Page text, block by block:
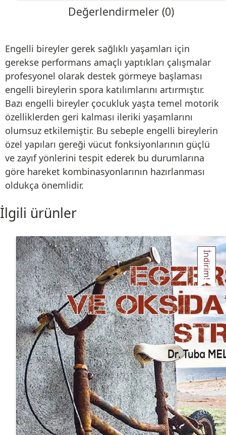
Değerlendirmeler (0)
Engelli bireyler gerek sağlıklı yaşamları için
gerekse performans amaçlı yaptıkları çalışmalar
profesyonel olarak destek görmeye başlaması
engelli bireylerin spora katılımlarını artırmıştır.
Bazı engelli bireyler çocukluk yaşta temel motorik
özelliklerden geri kalması ileriki yaşamlarını
olumsuz etkilemiştir. Bu sebeple engelli bireylerin
özel yapıları gereği vücut fonksiyonlarının güçlü
ve zayıf yönlerini tespit ederek bu durumlarına
göre hareket kombinasyonlarının hazırlanması
oldukça önemlidir.
İlgili ürünler
İndirim!